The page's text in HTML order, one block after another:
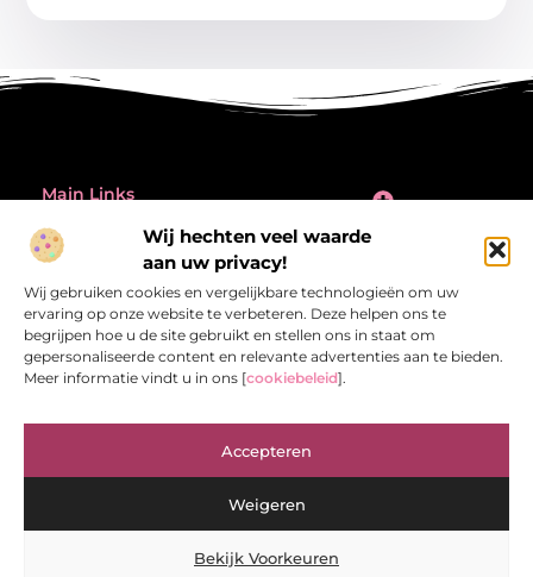
Wij hechten veel waarde
aan uw privacy!
Wij gebruiken cookies en vergelijkbare technologieën om uw
ervaring op onze website te verbeteren. Deze helpen ons te
begrijpen hoe u de site gebruikt en stellen ons in staat om
gepersonaliseerde content en relevante advertenties aan te bieden.
Meer informatie vindt u in ons [cookiebeleid].
Accepteren
Weigeren
Bekijk Voorkeuren
Main Links
@2025 All Right Reserved.
www.referentiecontrole.nl
Bericht categorie
Referentiecontrole.nl – Jouw bron van
verrassend maken.